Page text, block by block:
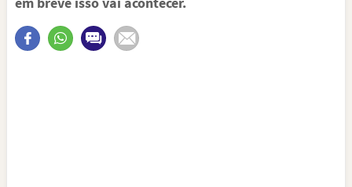
FRASES DE LUTO PARA AMIGO